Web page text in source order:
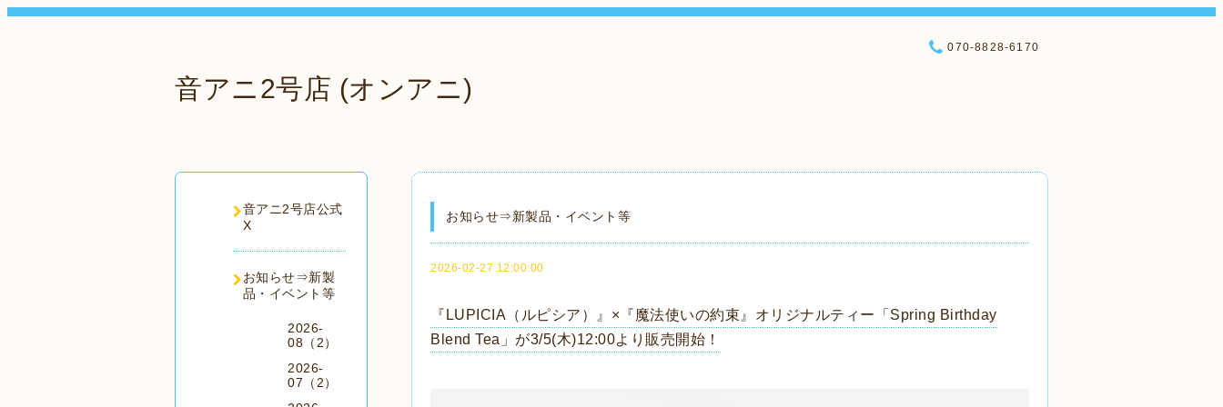
音アニ2号店 (オンアニ)
070-8828-6170
お知らせ⇒新製品・イベント等
2026-02-27 12:00:00
『LUPICIA（ルピシア）』×『魔法使いの約束』オリジナルティー「Spring Birthday
Blend Tea」が3/5(木)12:00より販売開始！
音アニ2号店公式
X
お知らせ⇒新製
品・イベント等
2026-
08（2）
2026-
07（2）